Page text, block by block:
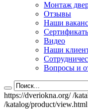
Монтаж
Отзывы
Наши
Видео
Наши
Вопросы и
https://dveriokna.org/ /
/katalog/product/view.html